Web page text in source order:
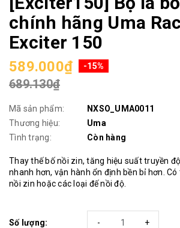
chính hãng Uma
Exciter 150
589.000₫ -15%
689.130₫
Mã sản phẩm:
NXSO_UMA0011
Thương hiệu:
Uma
Tình trạng:
Còn hàng
Thay thế bố nồi zin, tăng hiệu suất truyền
nhanh hơn, vận hành ổn định bền bỉ hơn.
nồi zin hoặc các loại đế nồi độ.
Số lượng: +
-